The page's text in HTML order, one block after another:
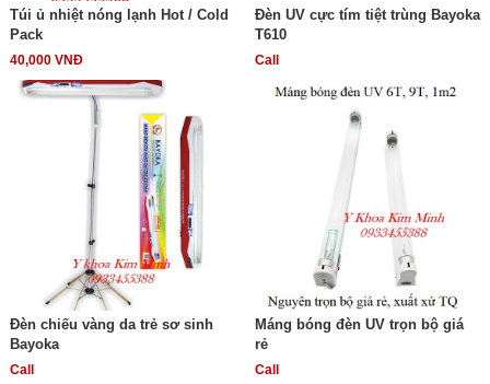
Túi ủ nhiệt nóng lạnh Hot / Cold
Pack
40,000 VNĐ
Đèn UV cực tím tiệt trùng Bayoka
T610
Call
Đèn chiếu vàng da trẻ sơ sinh
Bayoka
Call
Máng bóng đèn UV trọn bộ giá
rẻ
Call